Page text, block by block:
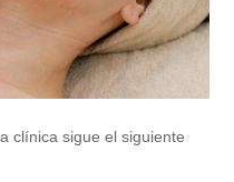
clínica sigue el siguiente